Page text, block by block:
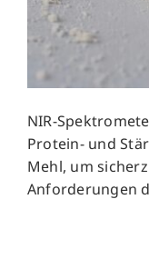
NIR-
Protein- und
Mehl, um
Anforderungen